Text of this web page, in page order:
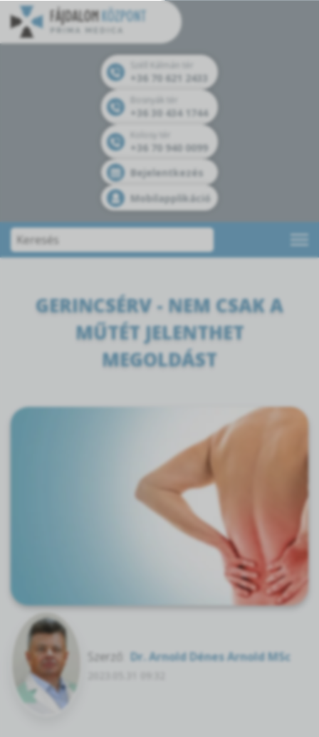
+36 70 621 2433
+36 30 434 1744
+36 70 940 0099
Bejelentkezés
Mobilapplikáció
GERINCSÉRV - NEM CSAK A
MŰTÉT JELENTHET
MEGOLDÁST
Szerző: Dr. Arnold Dénes Arnold MSc